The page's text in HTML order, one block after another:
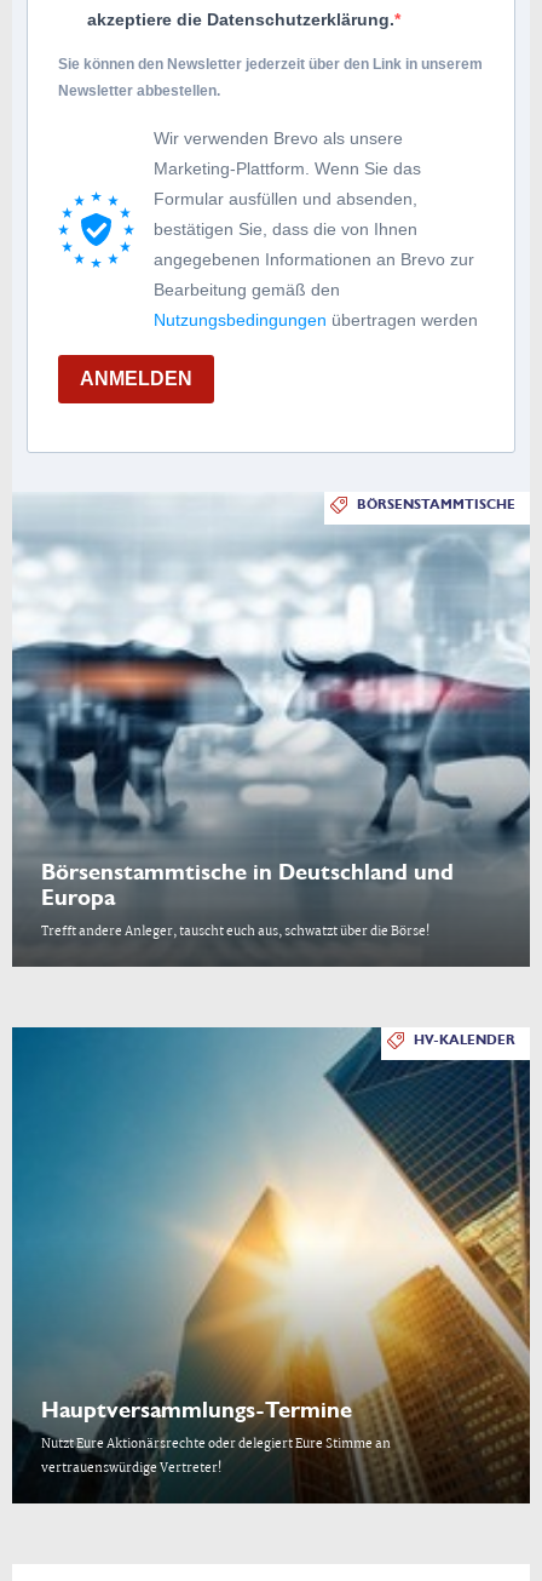
akzeptiere die Datenschutzerklärung.
Sie können den Newsletter jederzeit über den Link in unserem
Newsletter abbestellen.
Wir verwenden Brevo als unsere
Marketing-Plattform. Wenn Sie das
Formular ausfüllen und absenden,
bestätigen Sie, dass die von Ihnen
angegebenen Informationen an Brevo zur
Bearbeitung gemäß den
Nutzungsbedingungen übertragen werden
ANMELDEN
BÖRSENSTAMMTISCHE
Börsenstammtische in Deutschland und
Europa
Trefft andere Anleger, tauscht euch aus, schwatzt über die Börse!
HV-KALENDER
Hauptversammlungs-Termine
Nutzt Eure Aktionärsrechte oder delegiert Eure Stimme an
vertrauenswürdige Vertreter!